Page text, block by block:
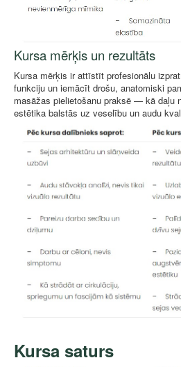
Kursa mērķis un rezultāts
Kursa mērķis ir attīstīt profesionālu
funkciju un iemācīt drošu, anatomiski
masāžas pielietošanu praksē — kā daļu
estētika balstās uz veselību un audu
Kursa saturs